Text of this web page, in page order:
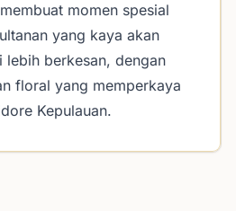
momen spesial
yang kaya akan
lebih berkesan, dengan
floral yang memperkaya
Kepulauan.